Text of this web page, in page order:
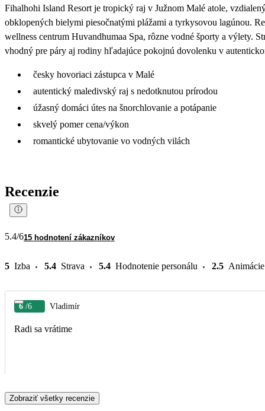
Fihalhohi Island Resort je tropický raj v Južnom Malé atole,
obklopených bielymi piesočnatými plážami a tyrkysovou lagúnou.
wellness centrum Huvandhumaa Spa, rôzne vodné športy a výlety.
vhodný pre páry aj rodiny hľadajúce pokojnú dovolenku v
česky hovoriaci zástupca v Malé
autentický maledivský raj s nedotknutou prírodou
úžasný domáci útes na šnorchlovanie a potápanie
skvelý pomer cena/výkon
romantické ubytovanie vo vodných vilách
Recenzie
5.4/615 hodnotení zákazníkov
5 Izba 5.4 Strava 5.4 Hodnotenie personálu 2.5 Animácie
6 /6 Vladimír
Radi sa vrátime
Zobraziť všetky recenzie